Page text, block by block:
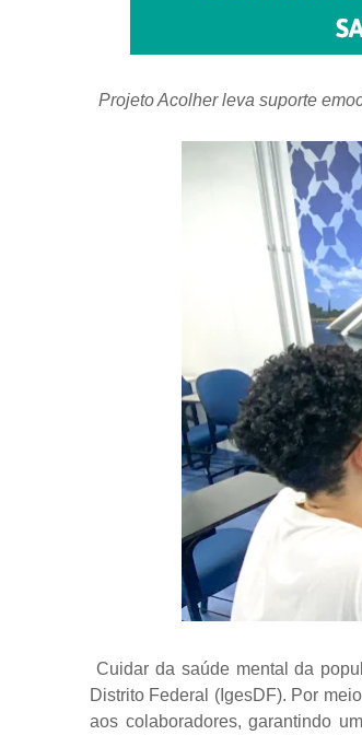
Projeto Acolher leva suporte
Cuidar da saúde mental da
Distrito Federal (IgesDF). Por
aos colaboradores, garantindo